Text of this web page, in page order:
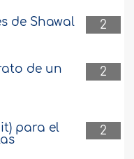
2
de Shawal
2
de un
2
para el